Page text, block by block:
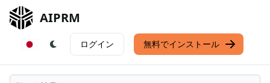
AIPRM
ログイン 無料でインストール